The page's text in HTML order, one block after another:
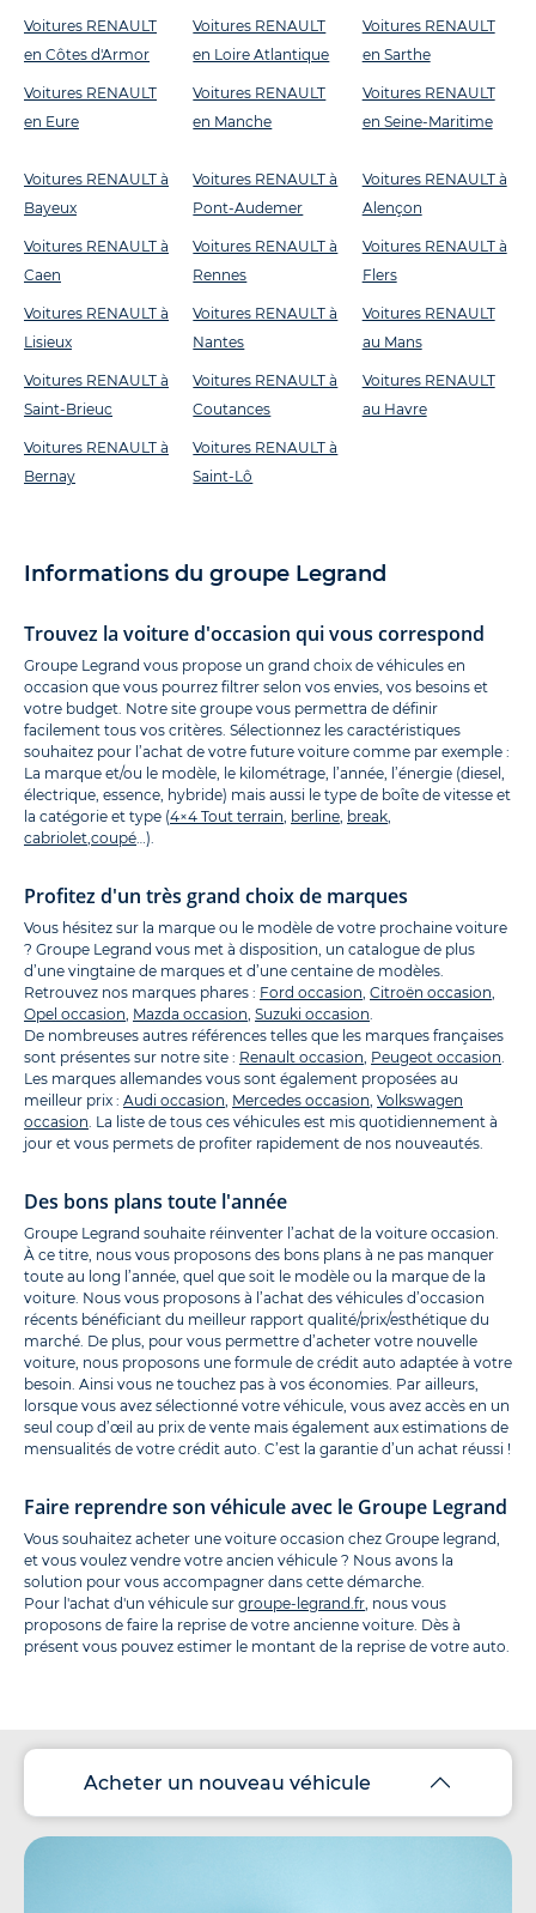
Voitures RENAULT
en Côtes d'Armor
Voitures RENAULT
en Eure
Voitures RENAULT
en Loire Atlantique
Voitures RENAULT
en Manche
Voitures RENAULT
en Sarthe
Voitures RENAULT
en Seine-Maritime
Voitures RENAULT à
Bayeux
Voitures RENAULT à
Caen
Voitures RENAULT à
Lisieux
Voitures RENAULT à
Saint-Brieuc
Voitures RENAULT à
Bernay
Voitures RENAULT à
Pont-Audemer
Voitures RENAULT à
Rennes
Voitures RENAULT à
Nantes
Voitures RENAULT à
Coutances
Voitures RENAULT à
Saint-Lô
Voitures RENAULT à
Alençon
Voitures RENAULT à
Flers
Voitures RENAULT
au Mans
Voitures RENAULT
au Havre
Informations du groupe Legrand
Trouvez la voiture d'occasion qui vous correspond
Groupe Legrand vous propose un grand choix de véhicules en
occasion que vous pourrez filtrer selon vos envies, vos besoins et
votre budget. Notre site groupe vous permettra de définir
facilement tous vos critères. Sélectionnez les caractéristiques
souhaitez pour l’achat de votre future voiture comme par exemple :
La marque et/ou le modèle, le kilométrage, l’année, l’énergie (diesel,
électrique, essence, hybride) mais aussi le type de boîte de vitesse et
la catégorie et type (4×4 Tout terrain, berline, break,
cabriolet,coupé…).
Profitez d'un très grand choix de marques
Vous hésitez sur la marque ou le modèle de votre prochaine voiture
? Groupe Legrand vous met à disposition, un catalogue de plus
d’une vingtaine de marques et d’une centaine de modèles.
Retrouvez nos marques phares : Ford occasion, Citroën occasion,
Opel occasion, Mazda occasion, Suzuki occasion.
De nombreuses autres références telles que les marques françaises
sont présentes sur notre site : Renault occasion, Peugeot occasion.
Les marques allemandes vous sont également proposées au
meilleur prix : Audi occasion, Mercedes occasion, Volkswagen
occasion. La liste de tous ces véhicules est mis quotidiennement à
jour et vous permets de profiter rapidement de nos nouveautés.
Des bons plans toute l'année
Groupe Legrand souhaite réinventer l’achat de la voiture occasion.
À ce titre, nous vous proposons des bons plans à ne pas manquer
toute au long l’année, quel que soit le modèle ou la marque de la
voiture. Nous vous proposons à l’achat des véhicules d’occasion
récents bénéficiant du meilleur rapport qualité/prix/esthétique du
marché. De plus, pour vous permettre d’acheter votre nouvelle
voiture, nous proposons une formule de crédit auto adaptée à votre
besoin. Ainsi vous ne touchez pas à vos économies. Par ailleurs,
lorsque vous avez sélectionné votre véhicule, vous avez accès en un
seul coup d’œil au prix de vente mais également aux estimations de
mensualités de votre crédit auto. C’est la garantie d’un achat réussi !
Faire reprendre son véhicule avec le Groupe Legrand
Vous souhaitez acheter une voiture occasion chez Groupe legrand,
et vous voulez vendre votre ancien véhicule ? Nous avons la
solution pour vous accompagner dans cette démarche.
Pour l'achat d'un véhicule sur groupe-legrand.fr, nous vous
proposons de faire la reprise de votre ancienne voiture. Dès à
présent vous pouvez estimer le montant de la reprise de votre auto.
Acheter un nouveau véhicule